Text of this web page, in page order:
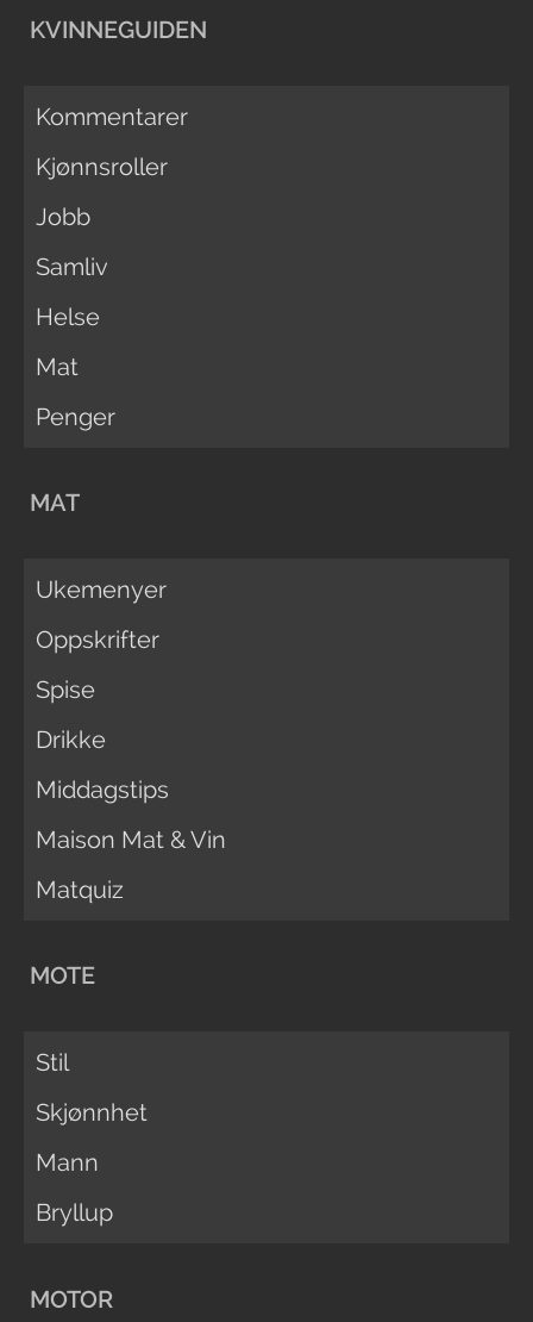
KVINNEGUIDEN
Kommentarer
Kjønnsroller
Jobb
Samliv
Helse
Mat
Penger
MAT
Ukemenyer
Oppskrifter
Spise
Drikke
Middagstips
Maison Mat & Vin
Matquiz
MOTE
Stil
Skjønnhet
Mann
Bryllup
MOTOR